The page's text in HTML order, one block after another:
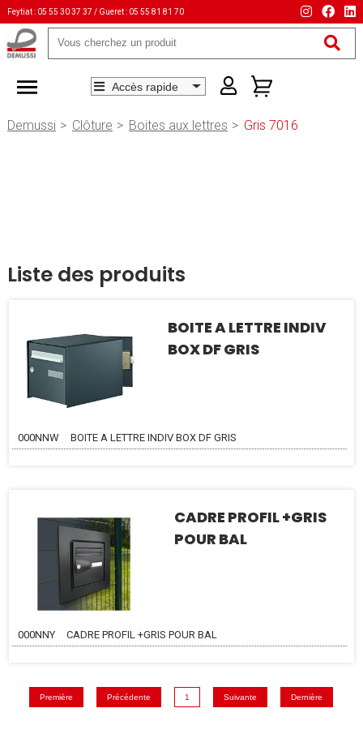
Feytiat : 05 55 30 37 37 / Gueret : 05 55 81 81 70
Mots-
clés
Demussi Clôture Boites aux lettres Gris 7016
Liste des produits
BOITE A LETTRE INDIV
BOX DF GRIS
000NNW BOITE A LETTRE INDIV BOX DF GRIS
CADRE PROFIL +GRIS
POUR BAL
000NNY CADRE PROFIL +GRIS POUR BAL
Première Précédente 1 Suivante Dernière